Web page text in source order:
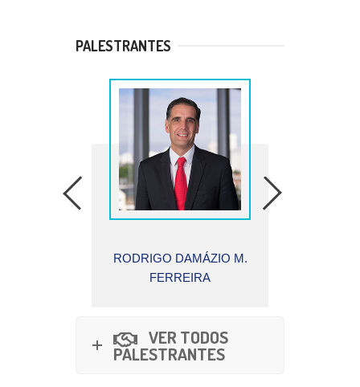
PALESTRANTES
JONATHAN BARROS
VER TODOS